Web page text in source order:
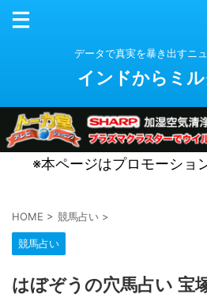
データで真実を暴き出すニ
インドからミ
※本ページはプロモーショ
HOME > 競馬占い >
競馬占い
はぼぞうの穴馬占い